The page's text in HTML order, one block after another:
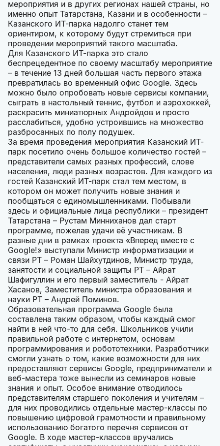
мероприятия и в других регионах нашей страны, но
именно опыт Татарстана, Казани и в особенности –
Казанского ИТ-парка надолго станет тем
ориентиром, к которому будут стремиться при
проведении мероприятий такого масштаба.
Для Казанского ИТ-парка это стало
беспрецедентное по своему масштабу мероприятие
– в течение 13 дней большая часть первого этажа
превратилась во временный офис Google. Здесь
можно было опробовать новые сервисы компании,
сыграть в настольный теннис, футбол и аэрохоккей,
раскрасить миниатюрных Андройдов и просто
расслабиться, удобно устроившись на множество
разбросанных по полу подушек.
За время проведения мероприятия Казанский ИТ-
парк посетило очень большое количество гостей –
представители самых разных профессий, слове
населения, люди разных возрастов. Для каждого из
гостей Казанский ИТ-парк стал тем местом, в
котором он может получить новые знания и
пообщаться с единомышленниками. Побывали
здесь и официальные лица республики – президент
Татарстана – Рустам Минниханов дал старт
программе, пожелав удачи её участникам. В
разные дни в рамках проекта «Вперед вместе с
Google!» выступали Министр информатизации и
связи РТ – Роман Шайхутдинов, Министр труда,
занятости и социальной защиты РТ – Айрат
Шафигуллин и его первый заместитель - Айрат
Хасанов, Заместитель министра образования и
науки РТ – Андрей Поминов.
Образовательная программа Google была
составлена таким образом, чтобы каждый смог
найти в ней что-то для себя. Школьников учили
правильной работе с интернетом, основам
программирования и робототехники. Разработчики
смогли узнать о том, какие возможности для них
предоставляют сервисы Google, предприниматели и
веб-мастера тоже вынесли из семинаров новые
знания и опыт. Особое внимание отводилось
представителям старшего поколения и учителям –
для них проводились отдельные мастер-классы по
повышению цифровой грамотности и правильному
использованию богатого перечня сервисов от
Google. В ходе мастер-классов вручались